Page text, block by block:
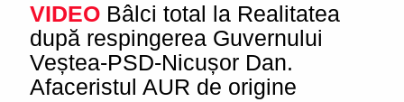
VIDEO Bâlci total la Realitatea
după respingerea Guvernului
Veștea-PSD-Nicușor Dan.
Afaceristul AUR de origine